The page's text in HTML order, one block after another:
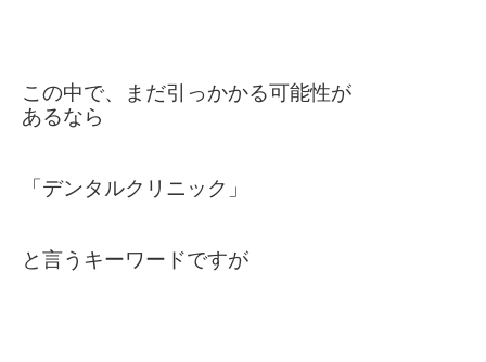
この中で、まだ引っかかる可能性が
あるなら
「デンタルクリニック」
と言う キーワードですが